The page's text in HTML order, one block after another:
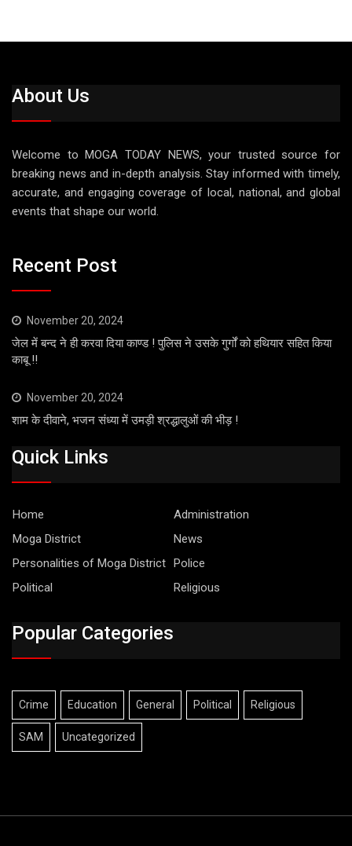
About Us
Welcome to MOGA TODAY NEWS, your trusted source for
breaking news and in-depth analysis. Stay informed with timely,
accurate, and engaging coverage of local, national, and global
events that shape our world.
Recent Post
November 20, 2024
जेल में बन्द ने ही करवा दिया काण्ड ! पुलिस ने उसके गुर्गों को हथियार सहित किया
काबू !!
November 20, 2024
शाम के दीवाने, भजन संध्या में उमड़ी श्रद्धालुओं की भीड़ !
Quick Links
Home
Administration
Moga District
News
Personalities of Moga District Police
Political
Religious
Popular Categories
Crime Education General Political Religious
SAM Uncategorized